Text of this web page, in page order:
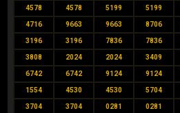
4578 4578 5199 5199
4716 9663 9663 8706
3196 3196 7836 7836
3808 2024 2024 3409
6742 6742 9124 9124
1554 4530 4530 5704
3704 3704 0281 0281